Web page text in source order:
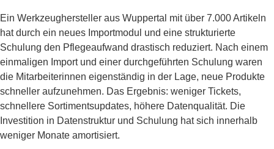
Ein Werkzeughersteller aus Wuppertal mit über 7.000 Artikeln
hat durch ein neues Importmodul und eine strukturierte
Schulung den Pflegeaufwand drastisch reduziert. Nach einem
einmaligen Import und einer durchgeführten Schulung waren
die Mitarbeiterinnen eigenständig in der Lage, neue Produkte
schneller aufzunehmen. Das Ergebnis: weniger Tickets,
schnellere Sortimentsupdates, höhere Datenqualität. Die
Investition in Datenstruktur und Schulung hat sich innerhalb
weniger Monate amortisiert.